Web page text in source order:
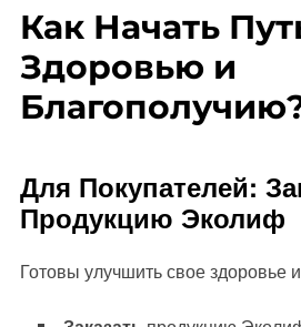
Как Начать
Здоровью и
Для Покупателей:
Продукцию Эколиф
Готовы улучшить свое здоровье